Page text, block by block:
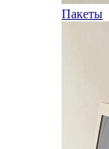
Пакеты